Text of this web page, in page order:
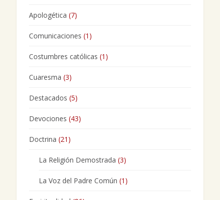
Apologética (7)
Comunicaciones (1)
Costumbres católicas (1)
Cuaresma (3)
Destacados (5)
Devociones (43)
Doctrina (21)
La Religión Demostrada (3)
La Voz del Padre Común (1)